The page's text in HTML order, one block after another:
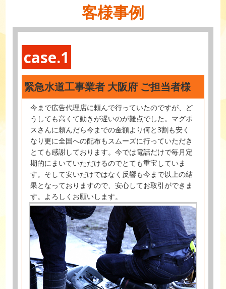
客様事例
case.1
緊急水道工事業者 大阪府 ご担当者様
今まで広告代理店に頼んで行っていたのですが、ど
うしても高くて動きが遅いのが難点でした。マグポ
スさんに頼んだら今までの金額より何と3割も安く
なり更に全国への配布もスムーズに行っていただき
とても感謝しております。今では電話だけで毎月定
期的にまいていただけるのでとても重宝していま
す。そして安いだけではなく反響も今まで以上の結
果となっておりますので、安心してお取引ができま
す。よろしくお願いします。